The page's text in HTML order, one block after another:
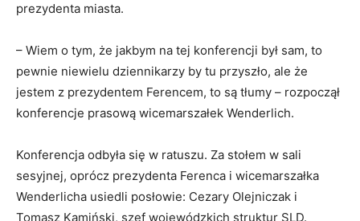
prezydenta miasta.
– Wiem o tym, że jakbym na tej konferencji był sam, to
pewnie niewielu dziennikarzy by tu przyszło, ale że
jestem z prezydentem Ferencem, to są tłumy – rozpoczął
konferencje prasową wicemarszałek Wenderlich.
Konferencja odbyła się w ratuszu. Za stołem w sali
sesyjnej, oprócz prezydenta Ferenca i wicemarszałka
Wenderlicha usiedli posłowie: Cezary Olejniczak i
Tomasz Kamiński, szef wojewódzkich struktur SLD.